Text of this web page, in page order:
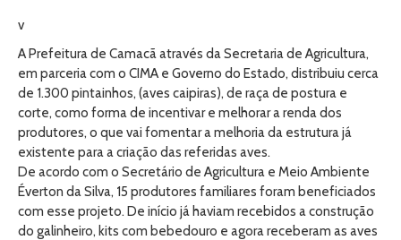
v
A Prefeitura de Camacã através da Secretaria de Agricultura,
em parceria com o CIMA e Governo do Estado, distribuiu cerca
de 1.300 pintainhos, (aves caipiras), de raça de postura e
corte, como forma de incentivar e melhorar a renda dos
produtores, o que vai fomentar a melhoria da estrutura já
existente para a criação das referidas aves.
De acordo com o Secretário de Agricultura e Meio Ambiente
Éverton da Silva, 15 produtores familiares foram beneficiados
com esse projeto. De início já haviam recebidos a construção
do galinheiro, kits com bebedouro e agora receberam as aves